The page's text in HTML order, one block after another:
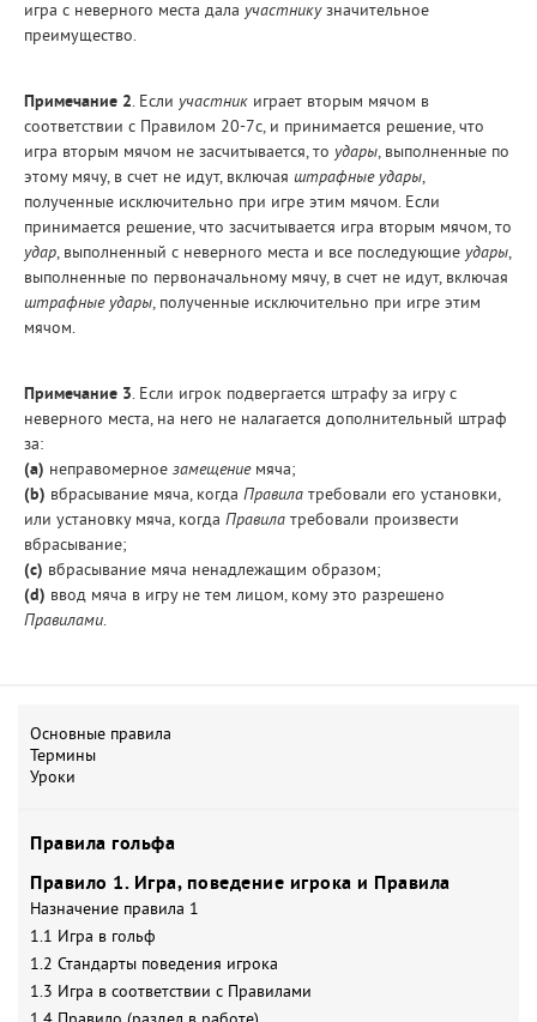
игра с неверного места дала участникузначительное
преимущество.
Примечание 2. Если участник играет вторым мячом в
соответствии с Правилом 20-7с, и принимается решение, что
игра вторым мячом не засчитывается, то удары, выполненные по
этому мячу, в счет не идут, включая штрафные удары,
полученные исключительно при игре этим мячом. Если
принимается решение, что засчитывается игра вторым мячом, то
удар, выполненный с неверного места и все последующие удары,
выполненные по первоначальному мячу, в счет не идут, включая
штрафные удары, полученные исключительно при игре этим
мячом.
Примечание 3. Если игрок подвергается штрафу за игру с
неверного места, на него не налагается дополнительный штраф
за:
(а) неправомерное замещение мяча;
(b) вбрасывание мяча, когда Правила требовали его установки,
или установку мяча, когда Правила требовали произвести
вбрасывание;
(с) вбрасывание мяча ненадлежащим образом;
(d) ввод мяча в игру не тем лицом, кому это разрешено
Правилами.
Основные правила
Термины
Уроки
Правила гольфа
Правило 1. Игра, поведение игрока и Правила
Назначение правила 1
1.1 Игра в гольф
1.2 Стандарты поведения игрока
1.3 Игра в соответствии с Правилами